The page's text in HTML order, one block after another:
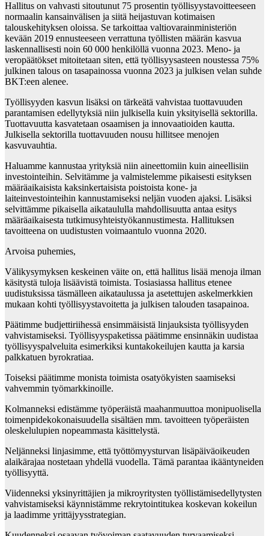
Hallitus on vahvasti sitoutunut 75 prosentin työllisyystavoitteeseen
normaalin kansainvälisen ja siitä heijastuvan kotimaisen
talouskehityksen oloissa. Se tarkoittaa valtiovarainministeriön
kevään 2019 ennusteeseen verrattuna työllisten määrän kasvua
laskennallisesti noin 60 000 henkilöllä vuonna 2023. Meno- ja
veropäätökset mitoitetaan siten, että työllisyysasteen noustessa 75%
julkinen talous on tasapainossa vuonna 2023 ja julkisen velan suhde
BKT:een alenee.
Työllisyyden kasvun lisäksi on tärkeätä vahvistaa tuottavuuden
parantamisen edellytyksiä niin julkisella kuin yksityisellä sektorilla.
Tuottavuutta kasvatetaan osaamisen ja innovaatioiden kautta.
Julkisella sektorilla tuottavuuden nousu hillitsee menojen
kasvuvauhtia.
Haluamme kannustaa yrityksiä niin aineettomiin kuin aineellisiin
investointeihin. Selvitämme ja valmistelemme pikaisesti esityksen
määräaikaisista kaksinkertaisista poistoista kone- ja
laiteinvestointeihin kannustamiseksi neljän vuoden ajaksi. Lisäksi
selvittämme pikaisella aikataululla mahdollisuutta antaa esitys
määräaikaisesta tutkimusyhteistyökannustimesta. Hallituksen
tavoitteena on uudistusten voimaantulo vuonna 2020.
Arvoisa puhemies,
Välikysymyksen keskeinen väite on, että hallitus lisää menoja ilman
käsitystä tuloja lisäävistä toimista. Tosiasiassa hallitus etenee
uudistuksissa täsmälleen aikataulussa ja asetettujen askelmerkkien
mukaan kohti työllisyystavoitetta ja julkisen talouden tasapainoa.
Päätimme budjettiriihessä ensimmäisistä linjauksista työllisyyden
vahvistamiseksi. Työllisyyspaketissa päätimme ensinnäkin uudistaa
työllisyyspalveluita esimerkiksi kuntakokeilujen kautta ja karsia
palkkatuen byrokratiaa.
Toiseksi päätimme monista toimista osatyökyisten saamiseksi
vahvemmin työmarkkinoille.
Kolmanneksi edistämme työperäistä maahanmuuttoa monipuolisella
toimenpidekokonaisuudella sisältäen mm. tavoitteen työperäisten
oleskelulupien nopeammasta käsittelystä.
Neljänneksi linjasimme, että työttömyysturvan lisäpäiväoikeuden
alaikärajaa nostetaan yhdellä vuodella. Tämä parantaa ikääntyneiden
työllisyyttä.
Viidenneksi yksinyrittäjien ja mikroyritysten työllistämisedellytysten
vahvistamiseksi käynnistämme rekrytointitukea koskevan kokeilun
ja laadimme yrittäjyysstrategian.